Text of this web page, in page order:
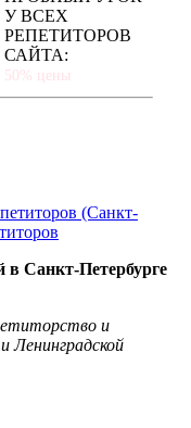
У ВСЕХ
РЕПЕТИТОРОВ
САЙТА:
50% цены
(Санкт-
в Санкт-Петербурге
и
Ленинградской